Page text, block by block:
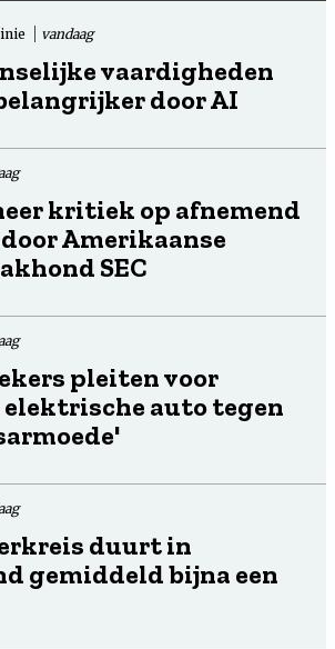
vandaag
vaardigheden
door AI
kritiek op afnemend
Amerikaanse
SEC
pleiten voor
auto tegen
duurt in
gemiddeld bijna een